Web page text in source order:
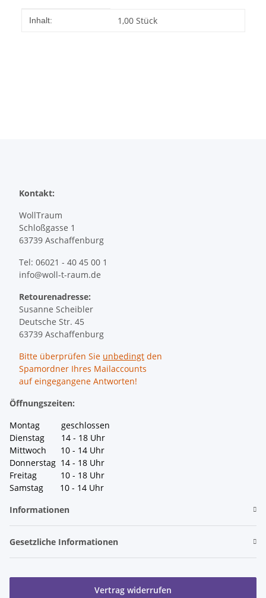
Produkteigenschaft
Wert
Inhalt: 1,00 Stück
Kontakt:
WollTraum
Schloßgasse 1
63739 Aschaffenburg
Tel: 06021 - 40 45 00 1
info@woll-t-raum.de
Retourenadresse:
Susanne Scheibler
Deutsche Str. 45
63739 Aschaffenburg
Bitte überprüfen Sie unbedingt den
Spamordner Ihres Mailaccounts
auf eingegangene Antworten!
Öffnungszeiten:
Montag geschlossen
Dienstag 14 - 18 Uhr
Mittwoch 10 - 14 Uhr
Donnerstag 14 - 18 Uhr
Freitag 10 - 18 Uhr
Samstag 10 - 14 Uhr
Informationen
Gesetzliche Informationen
Vertrag widerrufen